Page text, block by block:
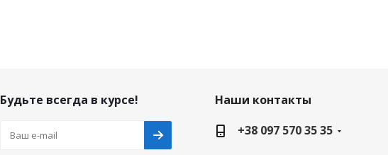
Будьте всегда в курсе!
Наши контакты
+38 097 570 35 35